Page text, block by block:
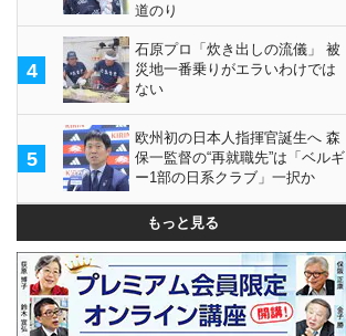
道のり
4
石原プロ「炊き出しの流儀」 被
災地一番乗りがエラいわけでは
ない
5
欧州初の日本人指揮官誕生へ 森
保一監督の“再就職先”は「ベルギ
ー1部の日系クラブ」一択か
もっと見る